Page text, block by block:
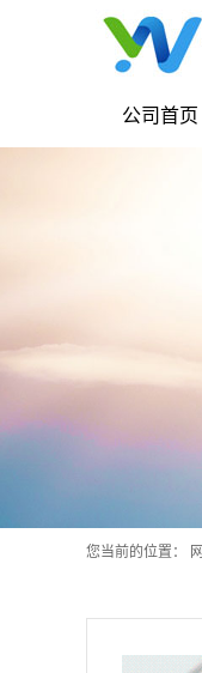
公司首页
您当前的位置：